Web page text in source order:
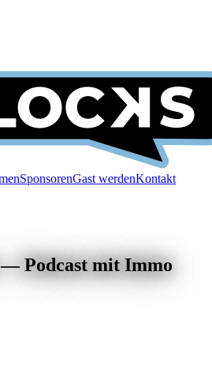
SponsorenGast werdenKontakt
Podcast mit Immo